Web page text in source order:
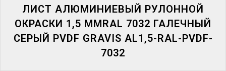
ЛИСТ АЛЮМИНИЕВЫЙ РУЛОННОЙ
ОКРАСКИ 1,5 ММRAL 7032 ГАЛЕЧНЫЙ
СЕРЫЙ PVDF GRAVIS AL1,5-RAL-PVDF-
7032